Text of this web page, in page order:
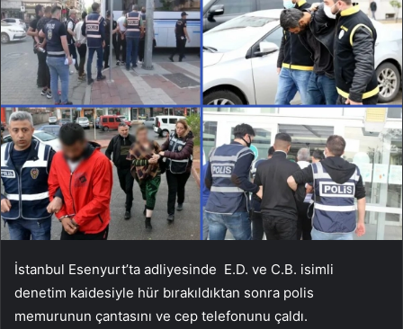
İstanbul Esenyurt’ta adliyesinde E.D. ve C.B. isimli
denetim kaidesiyle hür bırakıldıktan sonra polis
memurunun çantasını ve cep telefonunu çaldı.